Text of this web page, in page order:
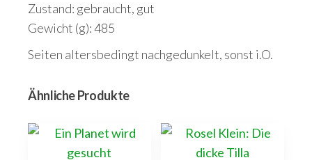
Zustand: gebraucht, gut
Gewicht (g): 485
Seiten altersbedingt nachgedunkelt, sonst i.O.
Ähnliche Produkte